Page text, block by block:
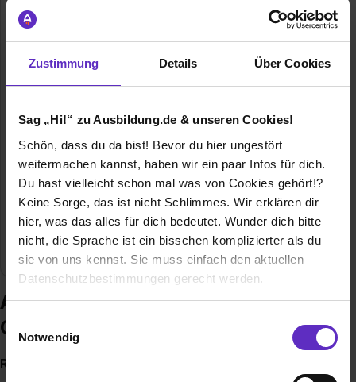
Zustimmung Details Über Cookies
Sag „Hi!“ zu Ausbildung.de & unseren Cookies!
Schön, dass du da bist! Bevor du hier ungestört
weitermachen kannst, haben wir ein paar Infos für dich.
Du hast vielleicht schon mal was von Cookies gehört!?
Keine Sorge, das ist nicht Schlimmes. Wir erklären dir
hier, was das alles für dich bedeutet. Wunder dich bitte
nicht, die Sprache ist ein bisschen komplizierter als du
sie von uns kennst. Sie muss einfach den aktuellen
Datenschutzbestimmungen gerecht werden.
Einwilligungsauswahl
Notwendig
Mühldorfstr. 15
81671 München
+49 89 4129 13328
Gründungsjahr 1933
Metallverarbeitung, Informatik
Ausbildung bei Rohde & Schwarz
GmbH & Co. KG
Rohde & Schwarz - Make ideas real!